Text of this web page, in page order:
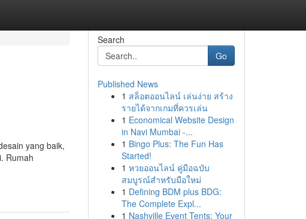
yang baik,
Rumah
Search
Go
Published News
1 สล็อตออนไลน์ เล่นง่าย สร้าง
รายได้จากเกมที่ควรเล่น
1 Economical Website Design
in Navi Mumbai -...
1 Bingo Plus: The Fun Has
Started!
1 หวยออนไลน์ คู่มือฉบับ
สมบูรณ์สำหรับมือใหม่
1 Defining BDM plus BDG:
The Complete Expl...
1 Nashville Event Tents: Your